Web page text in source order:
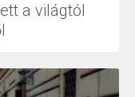
a világtól